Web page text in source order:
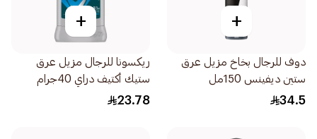
+
دوف للرجال بخاخ مزيل عرق
ستين ديفينس 150مل
34.5
+
ريكسونا للرجال مزيل عرق
ستيك أكتيف دراي 40جرام
23.78